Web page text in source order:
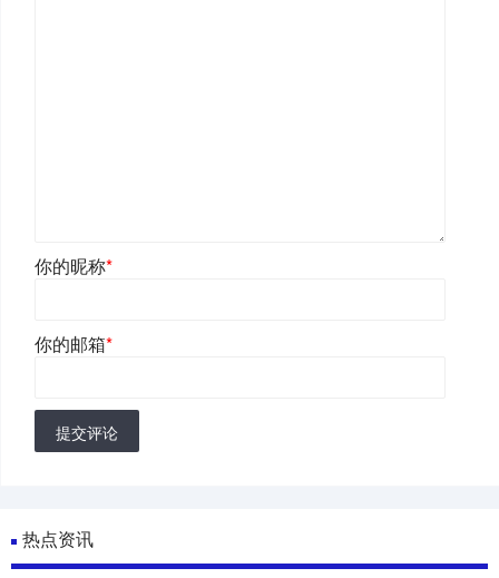
你的昵称*
你的邮箱*
提交评论
热点资讯